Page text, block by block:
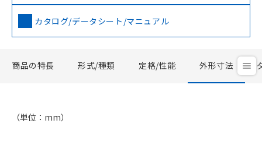
カタログ/データシート/マニュアル
商品の特長 形式/種類 定格/性能 外形寸法
（単位：mm）